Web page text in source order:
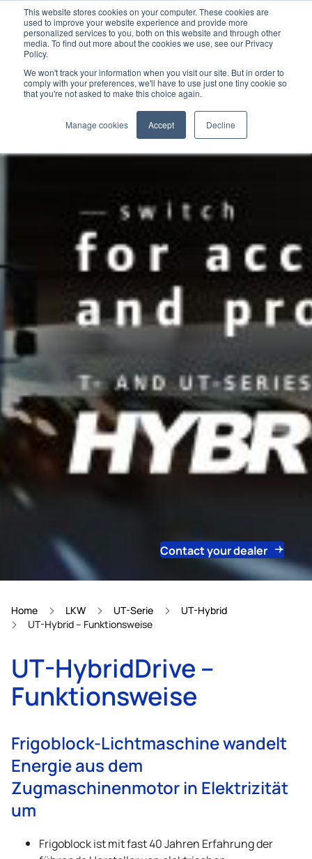
This website stores cookies on your computer. These cookies are
used to improve your website experience and provide more
personalized services to you, both on this website and through other
media. To find out more about the cookies we use, see our Privacy
Policy.
We won't track your information when you visit our site. But in order to
comply with your preferences, we'll have to use just one tiny cookie so
that you're not asked to make this choice again.
Manage cookies Accept Decline
Contact your dealer
Home LKW UT-Serie
UT-Hybrid
UT-Hybrid – Funktionsweise
UT-HybridDrive –
Funktionsweise
Frigoblock-Lichtmaschine wandelt
Energie aus dem
Zugmaschinenmotor in Elektrizität
um
Frigoblock ist mit fast 40 Jahren Erfahrung der